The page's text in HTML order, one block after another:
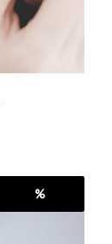
%